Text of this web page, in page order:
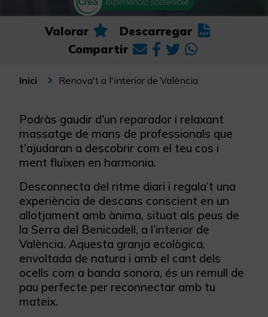
Valorar
Descarregar
Compartir
Inici Renova't a l'interior de València
Podràs gaudir d'un reparador i relaxant
massatge de mans de professionals que
t'ajudaran a descobrir com el teu cos i
ment fluïxen en harmonia.
Desconnecta del ritme diari i regala’t una
experiència de descans conscient en un
allotjament amb ànima, situat als peus de
la Serra del Benicadell, a l’interior de
València. Aquesta granja ecològica,
envoltada de natura i amb el cant dels
ocells com a banda sonora, és un remull de
pau perfecte per reconnectar amb tu
mateix.